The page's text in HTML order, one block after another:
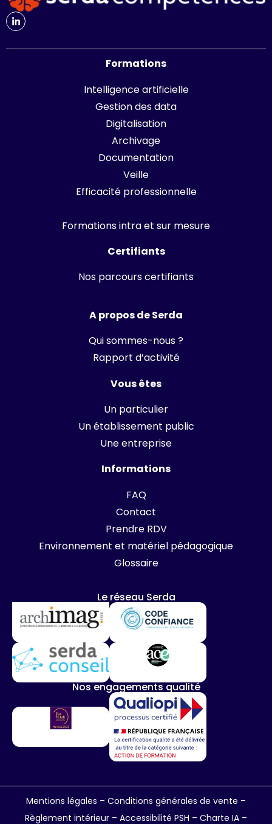
Formations
Intelligence artificielle
Gestion des data
Digitalisation
Archivage
Documentation
Veille
Efficacité professionnelle
Formations intra et sur mesure
Certifiants
Nos parcours certifiants
A propos de Serda
Qui sommes-nous ?
Rapport d’activité
Vous êtes
Un particulier
Un établissement public
Une entreprise
Informations
FAQ
Contact
Prendre RDV
Environnement et matériel pédagogique
Glossaire
Le réseau Serda
Nos engagements qualité
Mentions légales – Conditions générales de vente –
Règlement intérieur – Accessibilité PSH – Charte IA –